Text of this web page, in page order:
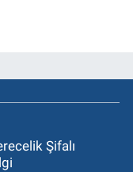
Şifalı